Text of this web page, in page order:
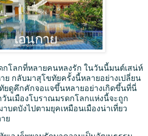
กโลกที่หลายคนหลงรัก ในวันนี้มนต์เสน่ห์
ย กลับมาสุโขทัยครั้งนี้หลายอย่างเปลี่ยน
ยดูคึกคักจอแจขึ้นหลายอย่างเกิดขึ้นที่นี่
วันเมืองโบราณมรดกโลกแห่งนี้จะถูก
าบดบังไปตามยุคเหมือนเมืองน่าเที่ยว
ย